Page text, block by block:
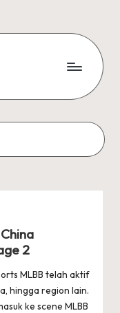
2
MLBB telah aktif
hingga region lain.
ke scene MLBB